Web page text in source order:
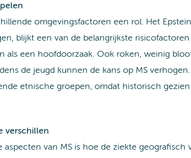
omgevingsfactoren een rol. Het
blijkt een van de belangrijkste
als een hoofdoorzaak. Ook roken, weinig
de jeugd kunnen de kans op MS
etnische groepen, omdat historisch
verschillen
aspecten van MS is hoe de ziekte geografisch